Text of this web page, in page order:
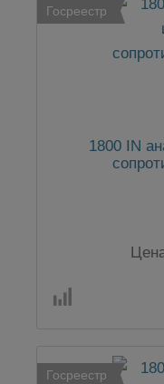
Госреестр
1800 IN
Госреестр